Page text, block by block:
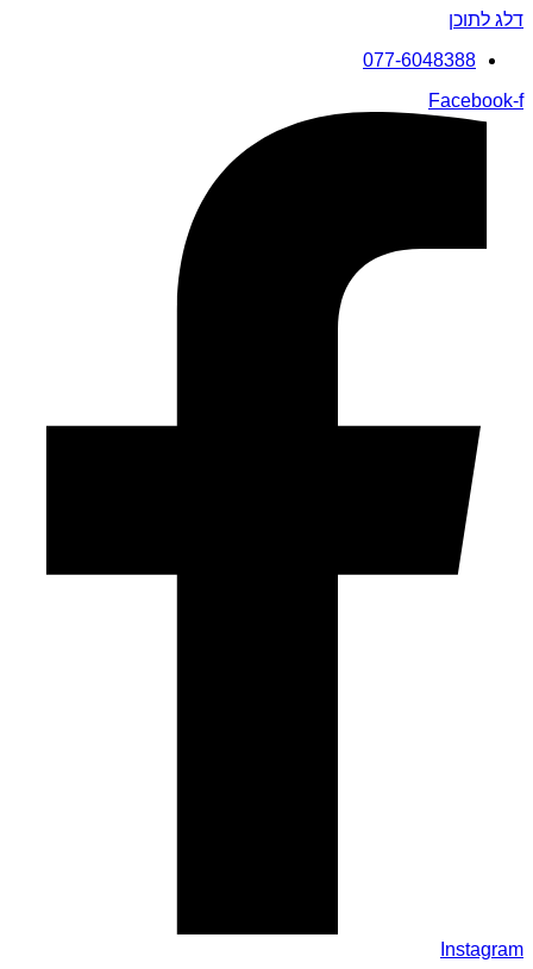
דלג לתוכן
077-6048388
Facebook-f
Instagram